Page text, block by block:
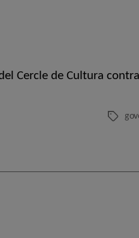
Cercle de Cultura